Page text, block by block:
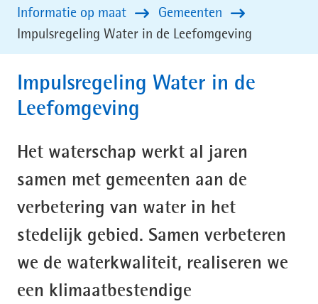
Informatie op maat
Gemeenten
Impulsregeling Water in de Leefomgeving
Impulsregeling Water in de
Leefomgeving
Het waterschap werkt al jaren
samen met gemeenten aan de
verbetering van water in het
stedelijk gebied. Samen verbeteren
we de waterkwaliteit, realiseren we
een klimaatbestendige